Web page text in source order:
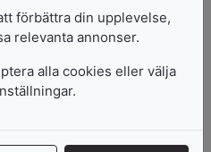
Lägg i varukorg
förbättra din upplevelse,
relevanta annonser.
alla cookies eller välja